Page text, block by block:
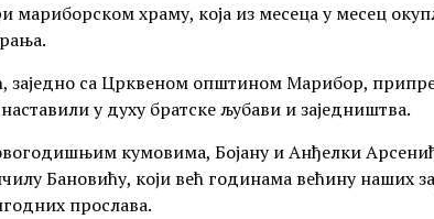
мариборском храму, која из месеца у месец
са Црквеном општином Марибор,
у духу братске љубави и заједништва.
кумовима, Бојану и Анђелки
Бановићу, који већ годинама већину наших
прослава.